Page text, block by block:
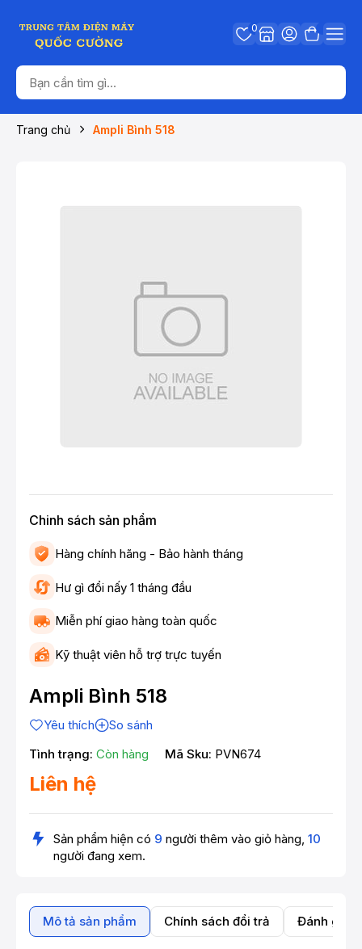
0
Trang chủ Ampli Bình 518
Chinh sách sản phẩm
Hàng chính hãng - Bảo hành tháng
Hư gì đổi nấy 1 tháng đầu
Miễn phí giao hàng toàn quốc
Kỹ thuật viên hỗ trợ trực tuyến
Ampli Bình 518
Yêu thích
So sánh
Tình trạng: Còn hàng Mã Sku: PVN674
Liên hệ
Sản phẩm hiện có 9 người thêm vào giỏ hàng, 10
người đang xem.
Mô tả sản phẩm Chính sách đổi trả Đánh giá